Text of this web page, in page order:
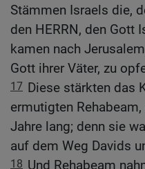
Stämmen Israels die,
den HERRN, den Gott
kamen nach
Gott ihrer Väter, zu
17 Diese stärkten das
ermutigten
Jahre lang; denn sie
auf dem Weg Davids
18 Und Rehabeam